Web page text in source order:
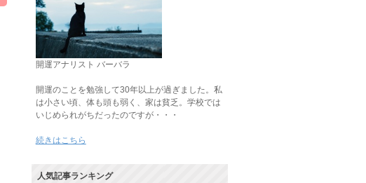
開運アナリスト バーバラ
開運のことを勉強して30年以上が過ぎました。私
は小さい頃、体も頭も弱く、家は貧乏。学校では
いじめられがちだったのですが・・・
続きはこちら
人気記事ランキング